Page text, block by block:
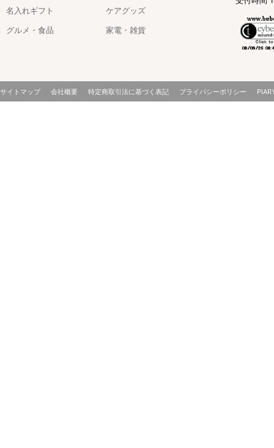
名入れギフト
ケアグッズ
グルメ・食品
家電・雑貨
サイトマップ 会社概要 特定商取引法に基づく表記 プライバシーポリシー